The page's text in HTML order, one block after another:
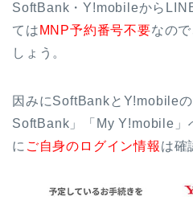
SoftBank・Y!mobileから
ては MNP予約番号不要なの
しょう。
因みにSoftBankとY!mobile
SoftBank」「My Y!mobile」
に ご自身のログイン情報 は確